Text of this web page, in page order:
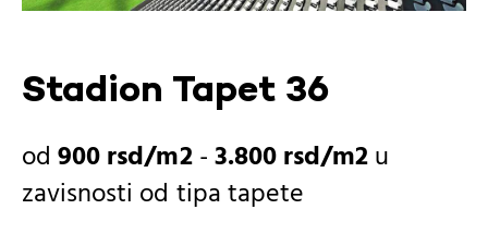
Stadion Tapet 36
900rsd -3.800rsd
u
zavisnosti od tipa tapete